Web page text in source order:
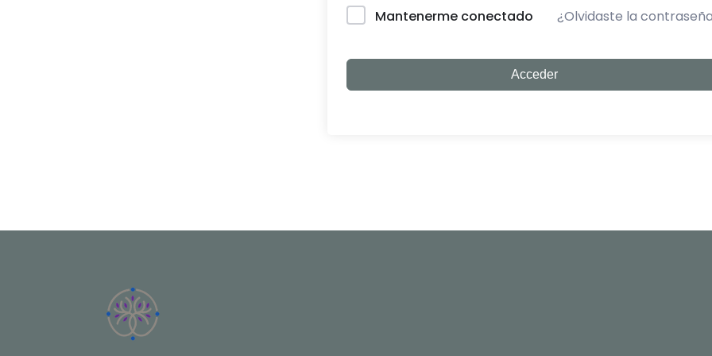
Mantenerme conectado ¿Olvidaste la
Acceder